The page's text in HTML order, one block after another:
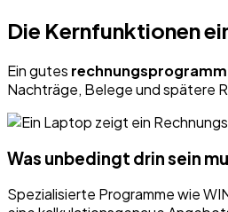
Die Kernfunktionen
Ein gutes
Nachträge, Belege und spätere
Was unbedingt drin sein
Spezialisierte Programme wie